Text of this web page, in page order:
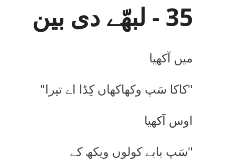
35 - لبھّے دی بین
میں آکھیا
"کاکا سَپ وکھاکھاں کِڈا اے تیرا"
اوس آکھیا
"سَپ بابے کولوں ویکھ کے